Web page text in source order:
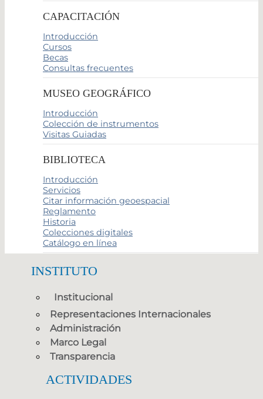
CAPACITACIÓN
Introducción
Cursos
Becas
Consultas frecuentes
MUSEO GEOGRÁFICO
Introducción
Colección de instrumentos
Visitas Guiadas
BIBLIOTECA
Introducción
Servicios
Citar información geoespacial
Reglamento
Historia
Colecciones digitales
Catálogo en línea
INSTITUTO
Institucional
Representaciones Internacionales
Administración
Marco Legal
Transparencia
ACTIVIDADES